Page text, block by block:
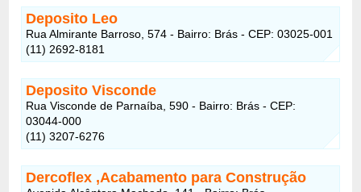
Deposito Leo
Rua Almirante Barroso, 574 - Bairro: Brás - CEP: 03025-001
(11) 2692-8181
Deposito Visconde
Rua Visconde de Parnaíba, 590 - Bairro: Brás - CEP:
03044-000
(11) 3207-6276
Dercoflex ,Acabamento para Construção